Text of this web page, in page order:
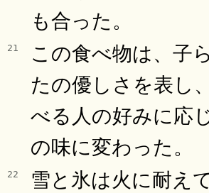
も合った。
21
この食べ物は、子
たの優しさを表し
べる人の好みに応
の味に変わった。
22
雪と氷は火に耐え